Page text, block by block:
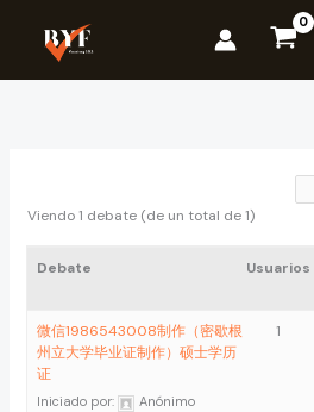
contenido
Viendo 1 debate (de un total de 1)
Debate Usuarios
微信1986543008制作（密歇根
州立大学毕业证制作）硕士学历
证
Iniciado por:
Anónimo
1